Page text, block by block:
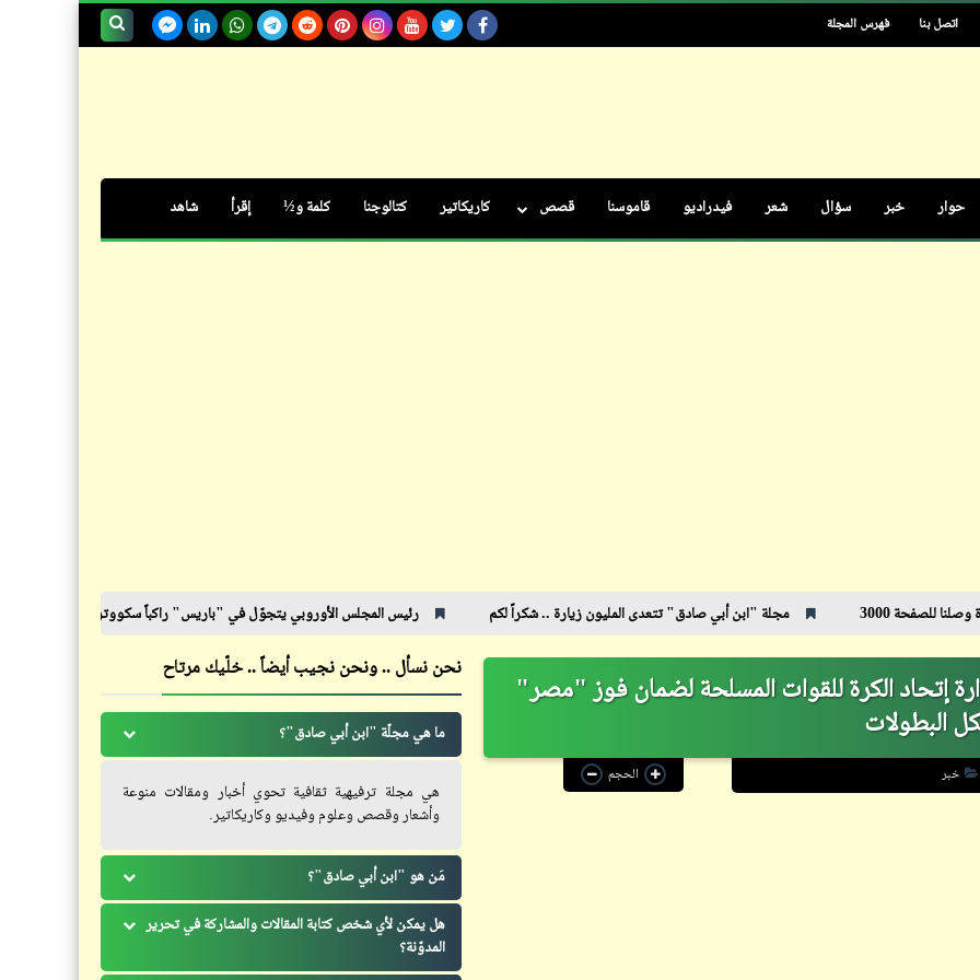
اتصل بنا فهرس المجلة
حوار خبر سؤال شعر فيدراديو قاموسنا قصص كاريكاتير كتالوجنا كلمة و½ إقرأ شاهد
مجلة "ابن أبي صادق" تتعدى المليون زيارة .. شكراً لكم رئيس المجلس الأوروبي يتجوّل في "باريس" راكباً سكووتر | سيسي - ستايل
إتحاد الكرة للقوات المسلحة لضمان فوز "مصر"
البطولات
خبر الحجم
نحن نسأل .. ونحن نجيب أيضاً .. خلّيك مرتاح
ما هي مجلّة "ابن أبي صادق"؟
هي مجلة ترفيهية ثقافية تحوي أخبار ومقالات منوعة
وأشعار وقصص وعلوم وفيديو وكاريكاتير.
مَن هو "ابن أبي صادق"؟
هل يمكن لأي شخص كتابة المقالات والمشاركة في تحرير
المدوّنة؟
سؤال
05 أكتوبر 2023
خبر
ابن أبي صادق
كاريكاتير
هذه نقرة .. وتلك نقرة
قصص_قصص عالمية
ابن أبي صادق
جعلوني طبيباً
رمضان خلص خلاص .. نحترم
نفسنا بقى
قصص_قصص عالمية
مصر على كف عفريت (2) | جلال
عامر